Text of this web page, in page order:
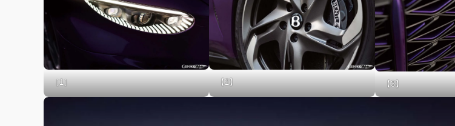
［1］ 【2】 【3】